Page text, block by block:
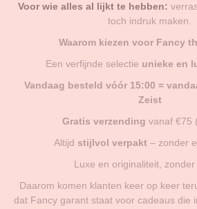
Voor wie alles al lijkt te hebben:
toch indruk maken.
Waarom kiezen voor Fancy
Een verfijnde selectie unieke en
Vandaag besteld vóór 15:00 =
Zeist
Gratis verzending vanaf €75
Altijd stijlvol verpakt – zonder
Luxe en originaliteit, zonder
Daarom komen klanten keer op keer
dat Fancy garant staat voor cadeaus die